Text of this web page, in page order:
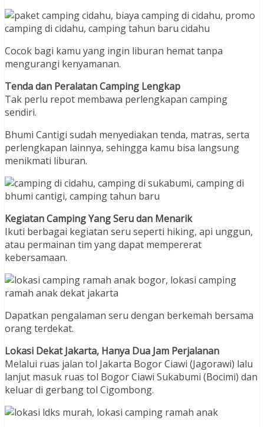
Cocok bagi kamu yang ingin liburan hemat tanpa
mengurangi kenyamanan.
Tenda dan Peralatan Camping Lengkap
Tak perlu repot membawa perlengkapan camping
sendiri.
Bhumi Cantigi sudah menyediakan tenda, matras, serta
perlengkapan lainnya, sehingga kamu bisa langsung
menikmati liburan.
Kegiatan Camping Yang Seru dan Menarik
Ikuti berbagai kegiatan seru seperti hiking, api unggun,
atau permainan tim yang dapat mempererat
kebersamaan.
Dapatkan pengalaman seru dengan berkemah bersama
orang terdekat.
Lokasi Dekat Jakarta, Hanya Dua Jam Perjalanan
Melalui ruas jalan tol Jakarta Bogor Ciawi (Jagorawi) lalu
lanjut masuk ruas tol Bogor Ciawi Sukabumi (Bocimi) dan
keluar di gerbang tol Cigombong.